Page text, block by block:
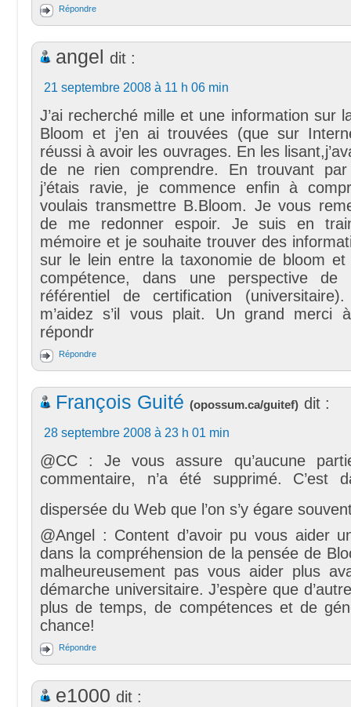
Répondre
angel dit :
21 septembre 2008 à 11 h 06 min
J’ai recherché mille et une information sur
Bloom et j’en ai trouvées (que sur
réussi à avoir les ouvrages. En les
de ne rien comprendre. En trouvant
j’étais ravie, je commence enfin à
voulais transmettre B.Bloom. Je vous
de me redonner espoir. Je suis en
mémoire et je souhaite trouver des
sur le lein entre la taxonomie de bloom et
compétence, dans une perspective de
référentiel de certification (universitaire).
m’aidez s’il vous plait. Un grand merci
répondr
Répondre
François Guité (opossum.ca/guitef) dit :
28 septembre 2008 à 23 h 01 min
@CC : Je vous assure qu’aucune
commentaire, n’a été supprimé. C’est
dispersée du Web que l’on s’y égare
@Angel : Content d’avoir pu vous aider
dans la compréhension de la pensée de
malheureusement pas vous aider plus
démarche universitaire. J’espère que
plus de temps, de compétences et de
chance!
Répondre
e1000 dit :